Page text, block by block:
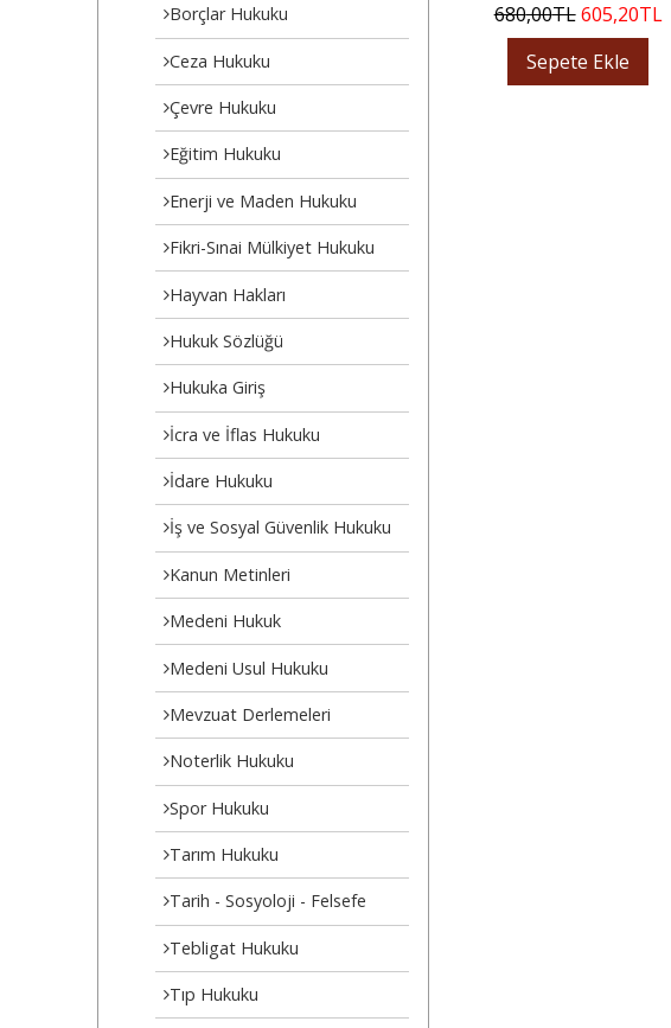
Borçlar Hukuku
Ceza Hukuku
Çevre Hukuku
Eğitim Hukuku
Enerji ve Maden Hukuku
Fikri-Sınai Mülkiyet Hukuku
Hayvan Hakları
Hukuk Sözlüğü
Hukuka Giriş
İcra ve İflas Hukuku
İdare Hukuku
İş ve Sosyal Güvenlik Hukuku
Kanun Metinleri
Medeni Hukuk
Medeni Usul Hukuku
Mevzuat Derlemeleri
Noterlik Hukuku
Spor Hukuku
Tarım Hukuku
Tarih - Sosyoloji - Felsefe
Tebligat Hukuku
Tıp Hukuku
680,00TL605,20TL
Sepete Ekle